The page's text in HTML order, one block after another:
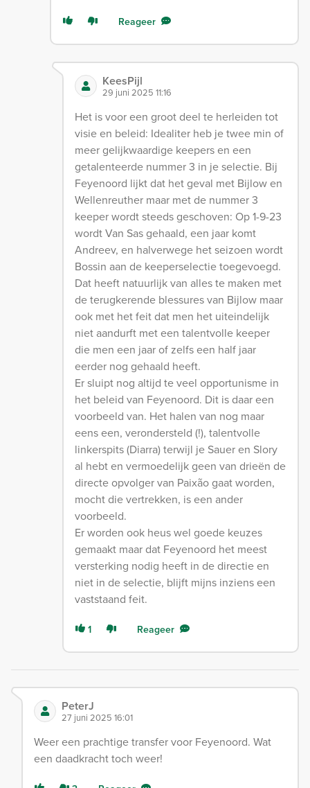
Reageer
KeesPijl
29 juni 2025 11:16
Het is voor een groot deel te herleiden tot
visie en beleid: Idealiter heb je twee min of
meer gelijkwaardige keepers en een
getalenteerde nummer 3 in je selectie. Bij
Feyenoord lijkt dat het geval met Bijlow en
Wellenreuther maar met de nummer 3
keeper wordt steeds geschoven: Op 1-9-23
wordt Van Sas gehaald, een jaar komt
Andreev, en halverwege het seizoen wordt
Bossin aan de keeperselectie toegevoegd.
Dat heeft natuurlijk van alles te maken met
de terugkerende blessures van Bijlow maar
ook met het feit dat men het uiteindelijk
niet aandurft met een talentvolle keeper
die men een jaar of zelfs een half jaar
eerder nog gehaald heeft.
Er sluipt nog altijd te veel opportunisme in
het beleid van Feyenoord. Dit is daar een
voorbeeld van. Het halen van nog maar
eens een, verondersteld (!), talentvolle
linkerspits (Diarra) terwijl je Sauer en Slory
al hebt en vermoedelijk geen van drieën de
directe opvolger van Paixão gaat worden,
mocht die vertrekken, is een ander
voorbeeld.
Er worden ook heus wel goede keuzes
gemaakt maar dat Feyenoord het meest
versterking nodig heeft in de directie en
niet in de selectie, blijft mijns inziens een
vaststaand feit.
1 Reageer
PeterJ
27 juni 2025 16:01
Weer een prachtige transfer voor Feyenoord. Wat
een daadkracht toch weer!